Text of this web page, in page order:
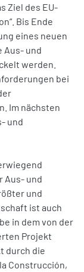
Ziel des EU-
Bis Ende
eines neuen
Aus- und
werden.
bei
Im nächsten
und
Aus- und
und
ist auch
in dem von der
Projekt
durch die
Construcción,